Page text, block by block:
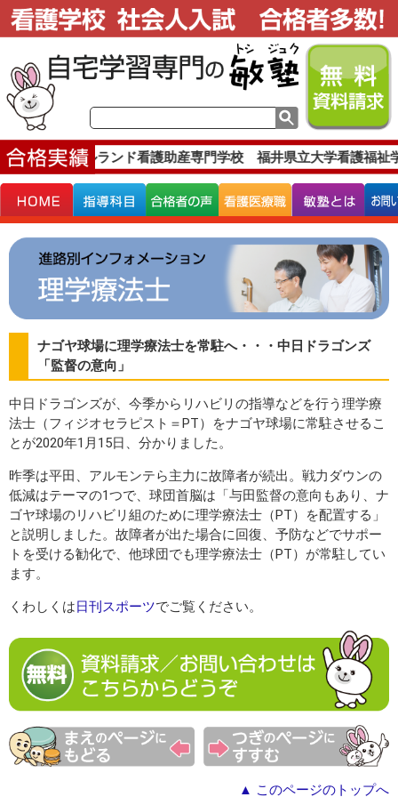
績です。ベルランド看護助産専門学校 福井県立大学看護福祉
ナゴヤ球場に理学療法士を常駐へ・・・中日ドラゴンズ
「監督の意向」
中日ドラゴンズが、今季からリハビリの指導などを行う理学療
法士（フィジオセラピスト＝PT）をナゴヤ球場に常駐させるこ
とが2020年1月15日、分かりました。
昨季は平田、アルモンテら主力に故障者が続出。戦力ダウンの
低減はテーマの1つで、球団首脳は「与田監督の意向もあり、ナ
ゴヤ球場のリハビリ組のために理学療法士（PT）を配置する」
と説明しました。故障者が出た場合に回復、予防などでサポー
トを受ける勧化で、他球団でも理学療法士（PT）が常駐してい
ます。
くわしくは 日刊スポーツでご覧ください。
▲ このページのトップへ